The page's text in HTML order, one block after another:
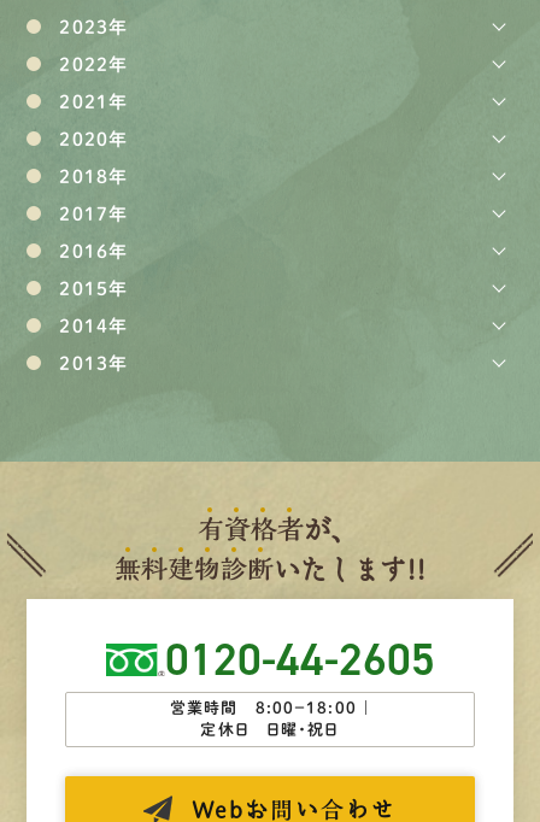
2023年
2022年
2021年
2020年
2018年
2017年
2016年
2015年
2014年
2013年
有資格者が、
無料建物診断いたします!!
0120-44-2605
営業時間 8:00−18:00 ｜
定休日 日曜・祝日
Web お問い合わせ